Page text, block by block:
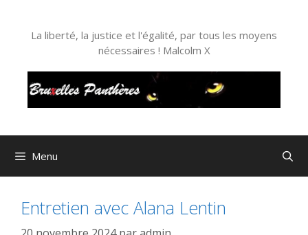
contenuLa liberté, la justice et l'égalité, par tous les moyens
nécessaires ! Malcolm X
Menu
Entretien avec Alana Lentin